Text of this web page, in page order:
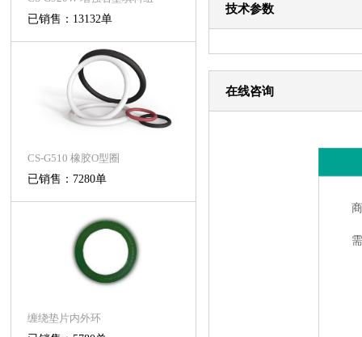
已销售：13132单
CS-G510 橡胶O型圈
已销售：7280单
缠绕垫片内外环
技术参数
在线咨询